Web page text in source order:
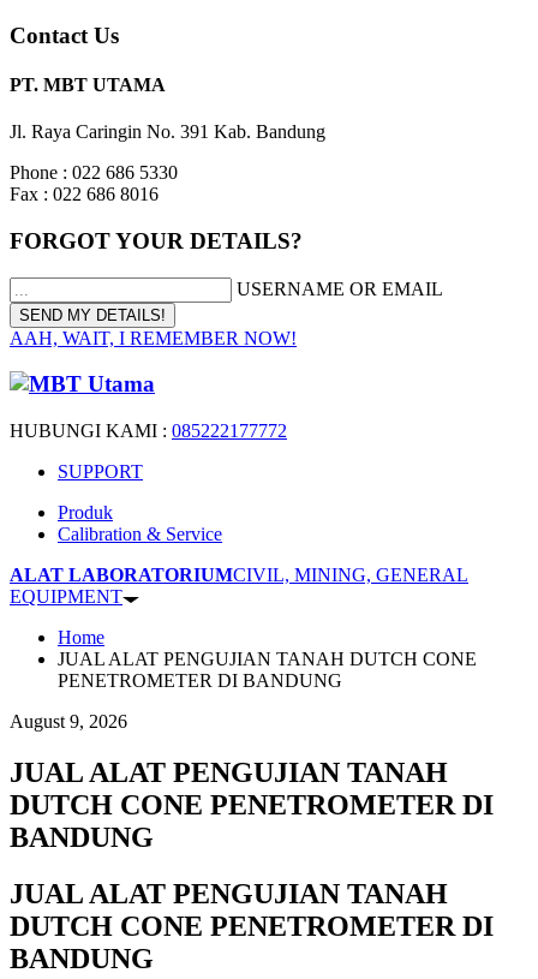
Contact Us
PT. MBT UTAMA
Jl. Raya Caringin No. 391 Kab. Bandung
Phone : 022 686 5330
Fax : 022 686 8016
FORGOT YOUR DETAILS?
USERNAME OR EMAIL
AAH, WAIT, I REMEMBER NOW!
HUBUNGI KAMI : 085222177772
SUPPORT
Produk
Calibration & Service
ALAT LABORATORIUMCIVIL, MINING, GENERAL
EQUIPMENT
Home
JUAL ALAT PENGUJIAN TANAH DUTCH CONE
PENETROMETER DI BANDUNG
August 9, 2026
JUAL ALAT PENGUJIAN TANAH
DUTCH CONE PENETROMETER DI
BANDUNG
JUAL ALAT PENGUJIAN TANAH
DUTCH CONE PENETROMETER DI
BANDUNG